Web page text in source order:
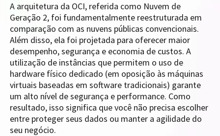
A arquitetura da OCI, referida como Nuvem de
Geração 2, foi fundamentalmente reestruturada em
comparação com as nuvens públicas convencionais.
Além disso, ela foi projetada para oferecer maior
desempenho, segurança e economia de custos. A
utilização de instâncias que permitem o uso de
hardware físico dedicado (em oposição às máquinas
virtuais baseadas em software tradicionais) garante
um alto nível de segurança e performance. Como
resultado, isso significa que você não precisa escolher
entre proteger seus dados ou manter a agilidade do
seu negócio.